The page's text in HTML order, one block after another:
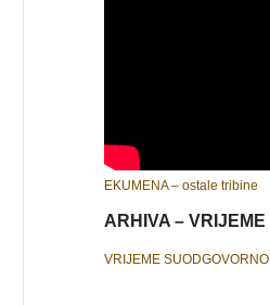
EKUMENA – ostale tribine
ARHIVA – VRIJEME
VRIJEME